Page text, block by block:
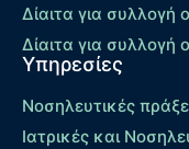
Δίαιτα για
Δίαιτα για
Υπηρεσίες
Νοσηλευτικές
Ιατρικές και